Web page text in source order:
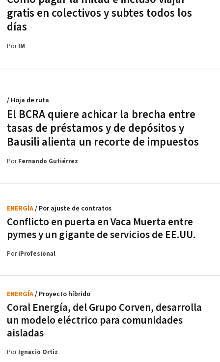
gratis en colectivos y subtes todos los
días
PorIM
El BCRA quiere achicar la brecha entre
tasas de préstamos y de depósitos y
Bausili alienta un recorte de impuestos
/ Hoja de ruta
PorFernando Gutiérrez
Conflicto en puerta en Vaca Muerta entre
pymes y un gigante de servicios de EE.UU.
ENERGÍA/ Por ajuste de contratos
PoriProfesional
Coral Energía, del Grupo Corven, desarrolla
un modelo eléctrico para comunidades
aisladas
ENERGÍA/ Proyecto híbrido
PorIgnacio Ortiz